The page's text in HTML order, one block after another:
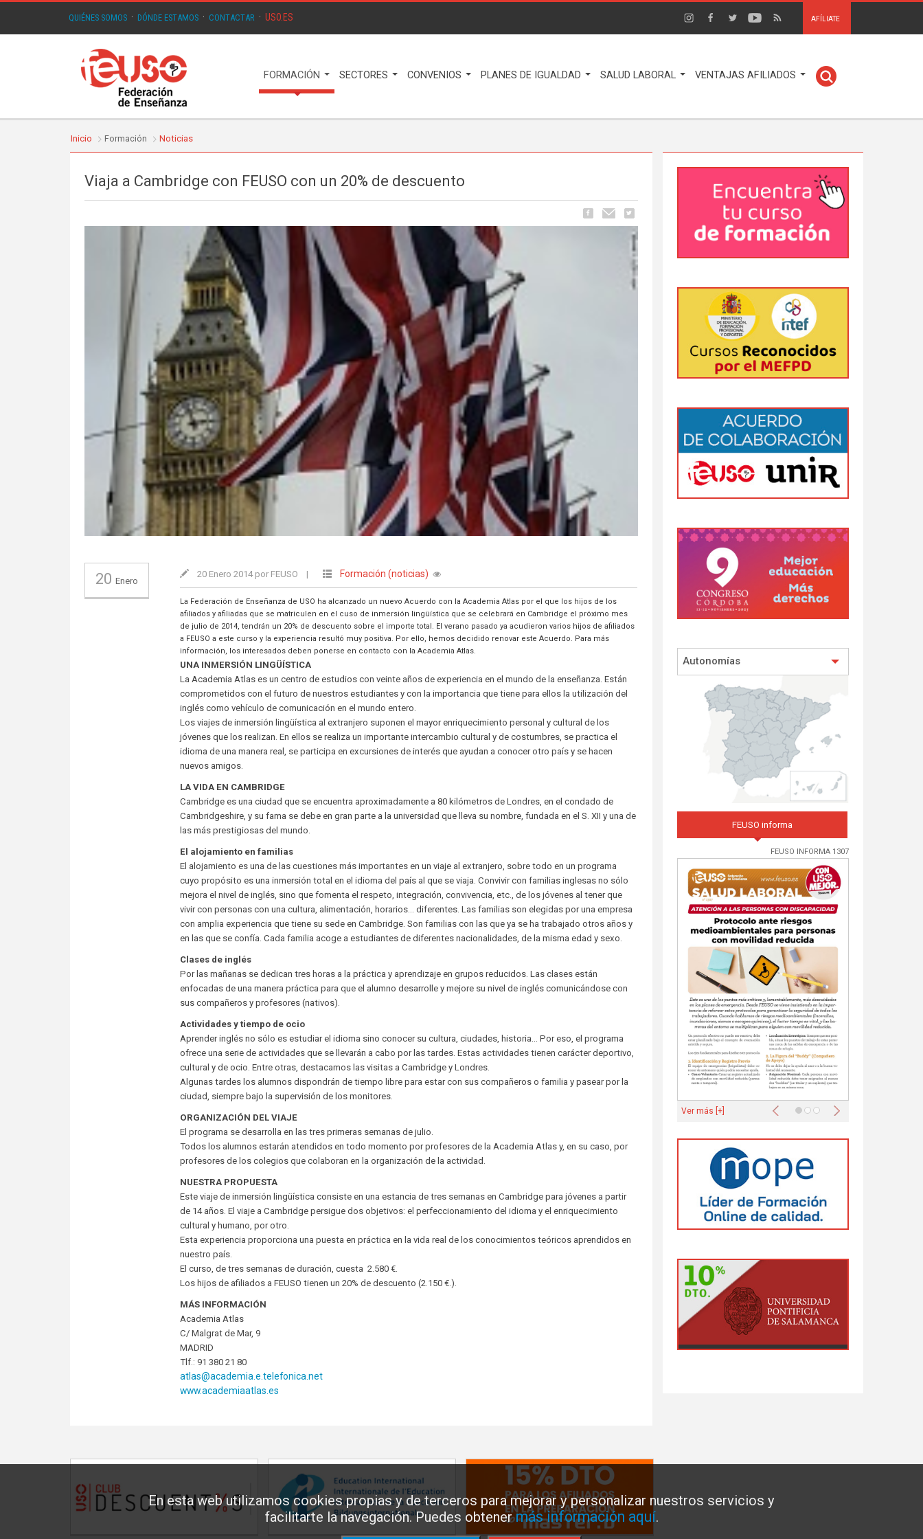
En esta web utilizamos cookies propias y de terceros para mejorar y personalizar nuestros servicios y
facilitarte la navegación. Puedes obtenermás información aquí.
QUIÉNES SOMOS · DÓNDE ESTAMOS · CONTACTAR · USO.ES AFÍLIATE
FORMACIÓN SECTORES CONVENIOS PLANES DE IGUALDAD SALUD LABORAL VENTAJAS AFILIADOS
Inicio Formación Noticias
Viaja a Cambridge con FEUSO con un 20% de descuento
20Enero
20 Enero 2014 por FEUSO | Formación (noticias)
La Federación de Enseñanza de USO ha alcanzado un nuevo Acuerdo con la Academia Atlas por el que los hijos de los
afiliados y afiliadas que se matriculen en el cuso de inmersión lingüística que se celebrará en Cambridge el próximo mes
de julio de 2014, tendrán un 20% de descuento sobre el importe total. El verano pasado ya acudieron varios hijos de afiliados
a FEUSO a este curso y la experiencia resultó muy positiva. Por ello, hemos decidido renovar este Acuerdo. Para más
información, los interesados deben ponerse en contacto con la Academia Atlas.
UNA INMERSIÓN LINGÜÍSTICA
La Academia Atlas es un centro de estudios con veinte años de experiencia en el mundo de la enseñanza. Están
comprometidos con el futuro de nuestros estudiantes y con la importancia que tiene para ellos la utilización del
inglés como vehículo de comunicación en el mundo entero.
Los viajes de inmersión lingüística al extranjero suponen el mayor enriquecimiento personal y cultural de los
jóvenes que los realizan. En ellos se realiza un importante intercambio cultural y de costumbres, se practica el
idioma de una manera real, se participa en excursiones de interés que ayudan a conocer otro país y se hacen
nuevos amigos.
LA VIDA EN CAMBRIDGE
Cambridge es una ciudad que se encuentra aproximadamente a 80 kilómetros de Londres, en el condado de
Cambridgeshire, y su fama se debe en gran parte a la universidad que lleva su nombre, fundada en el S. XII y una de
las más prestigiosas del mundo.
El alojamiento en familias
El alojamiento es una de las cuestiones más importantes en un viaje al extranjero, sobre todo en un programa
cuyo propósito es una inmersión total en el idioma del país al que se viaja. Convivir con familias inglesas no sólo
mejora el nivel de inglés, sino que fomenta el respeto, integración, convivencia, etc., de los jóvenes al tener que
vivir con personas con una cultura, alimentación, horarios… diferentes. Las familias son elegidas por una empresa
con amplia experiencia que tiene su sede en Cambridge. Son familias con las que ya se ha trabajado otros años y
en las que se confía. Cada familia acoge a estudiantes de diferentes nacionalidades, de la misma edad y sexo.
Clases de inglés
Por las mañanas se dedican tres horas a la práctica y aprendizaje en grupos reducidos. Las clases están
enfocadas de una manera práctica para que el alumno desarrolle y mejore su nivel de inglés comunicándose con
sus compañeros y profesores (nativos).
Actividades y tiempo de ocio
Aprender inglés no sólo es estudiar el idioma sino conocer su cultura, ciudades, historia... Por eso, el programa
ofrece una serie de actividades que se llevarán a cabo por las tardes. Estas actividades tienen carácter deportivo,
cultural y de ocio. Entre otras, destacamos las visitas a Cambridge y Londres.
Algunas tardes los alumnos dispondrán de tiempo libre para estar con sus compañeros o familia y pasear por la
ciudad, siempre bajo la supervisión de los monitores.
ORGANIZACIÓN DEL VIAJE
El programa se desarrolla en las tres primeras semanas de julio.
Todos los alumnos estarán atendidos en todo momento por profesores de la Academia Atlas y, en su caso, por
profesores de los colegios que colaboran en la organización de la actividad.
NUESTRA PROPUESTA
Este viaje de inmersión lingüística consiste en una estancia de tres semanas en Cambridge para jóvenes a partir
de 14 años. El viaje a Cambridge persigue dos objetivos: el perfeccionamiento del idioma y el enriquecimiento
cultural y humano, por otro.
Esta experiencia proporciona una puesta en práctica en la vida real de los conocimientos teóricos aprendidos en
nuestro país.
El curso, de tres semanas de duración, cuesta 2.580 €.
Los hijos de afiliados a FEUSO tienen un 20% de descuento (2.150 €.).
MÁS INFORMACIÓN
Academia Atlas
C/ Malgrat de Mar, 9
MADRID
Tlf.: 91 380 21 80
atlas@academia.e.telefonica.net
www.academiaatlas.es
Autonomías
FEUSO informa
FEUSO INFORMA 1307
Anterior Siguiente
Ver más [+]